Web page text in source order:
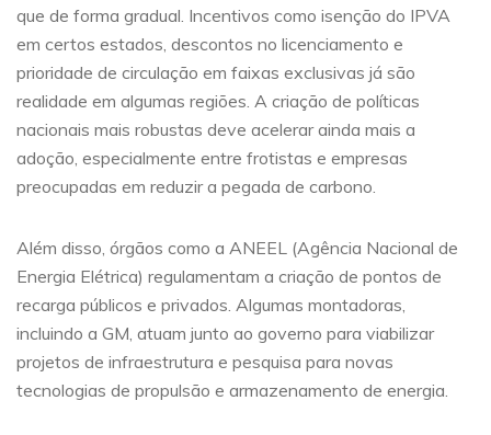
que de forma gradual. Incentivos como isenção do IPVA
em certos estados, descontos no licenciamento e
prioridade de circulação em faixas exclusivas já são
realidade em algumas regiões. A criação de políticas
nacionais mais robustas deve acelerar ainda mais a
adoção, especialmente entre frotistas e empresas
preocupadas em reduzir a pegada de carbono.
Além disso, órgãos como a ANEEL (Agência Nacional de
Energia Elétrica) regulamentam a criação de pontos de
recarga públicos e privados. Algumas montadoras,
incluindo a GM, atuam junto ao governo para viabilizar
projetos de infraestrutura e pesquisa para novas
tecnologias de propulsão e armazenamento de energia.